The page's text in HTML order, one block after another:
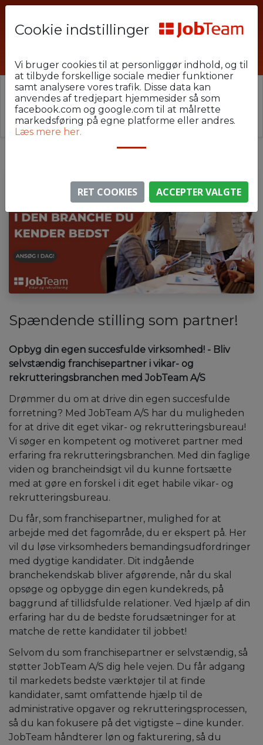
⚠️ Denne jobannonce er udløbet.
Stillingen er ikke længere aktiv, men du kan
lignende annoncer her.
Spændende stilling som partner!
Opbyg din egen succesfulde virksomhed! - Bliv
selvstændig franchisepartner i vikar- og
rekrutteringsbranchen med JobTeam A/S
Drømmer du om at drive din egen succesfulde
forretning? Med JobTeam A/S har du muligheden
for at drive dit eget vikar- og rekrutteringsbureau!
Vi søger en kompetent og motiveret partner med
erfaring fra rekrutteringsbranchen. Med din faglige
viden og brancheindsigt vil du kunne fortsætte
med at gøre en forskel i dit eget habile vikar- og
rekrutteringsbureau.
Du får, som franchisepartner, mulighed for at
arbejde med det fagområde, du er ekspert på. Her
vil du løse virksomheders bemandingsudfordringer
med dygtige kandidater. Dit indgående
branchekendskab bliver afgørende, når du skal
opsøge og opbygge din egen kundekreds, på
baggrund af tillidsfulde relationer. Ved hjælp af din
erfaring har du de bedste forudsætninger for at
matche de rette kandidater til jobbet!
Selvom du som franchisepartner er selvstændig, så
støtter JobTeam A/S dig hele vejen. Du får adgang
til markedets bedste værktøjer til at finde
kandidater, samt omfattende hjælp til de
administrative opgaver og rekrutteringsprocessen,
så du kan fokusere på det vigtigste – dine kunder.
JobTeam håndterer løn og fakturering, så du
Cookie indstillinger
Vi bruger cookies til at personliggør indhold, og til
at tilbyde forskellige sociale medier funktioner
samt analysere vores trafik. Disse data kan
anvendes af tredjepart hjemmesider så som
facebook.com og google.com til at målrette
markedsføring på egne platforme eller andres.
Læs mere her.
RET COOKIES ACCEPTER VALGTE